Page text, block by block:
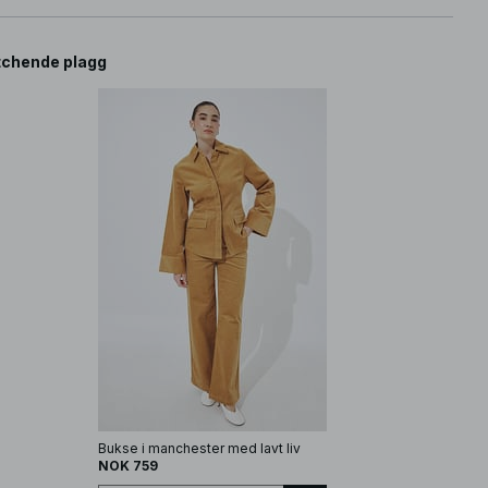
plagg
Bukse i manchester med lavt liv
NOK 759